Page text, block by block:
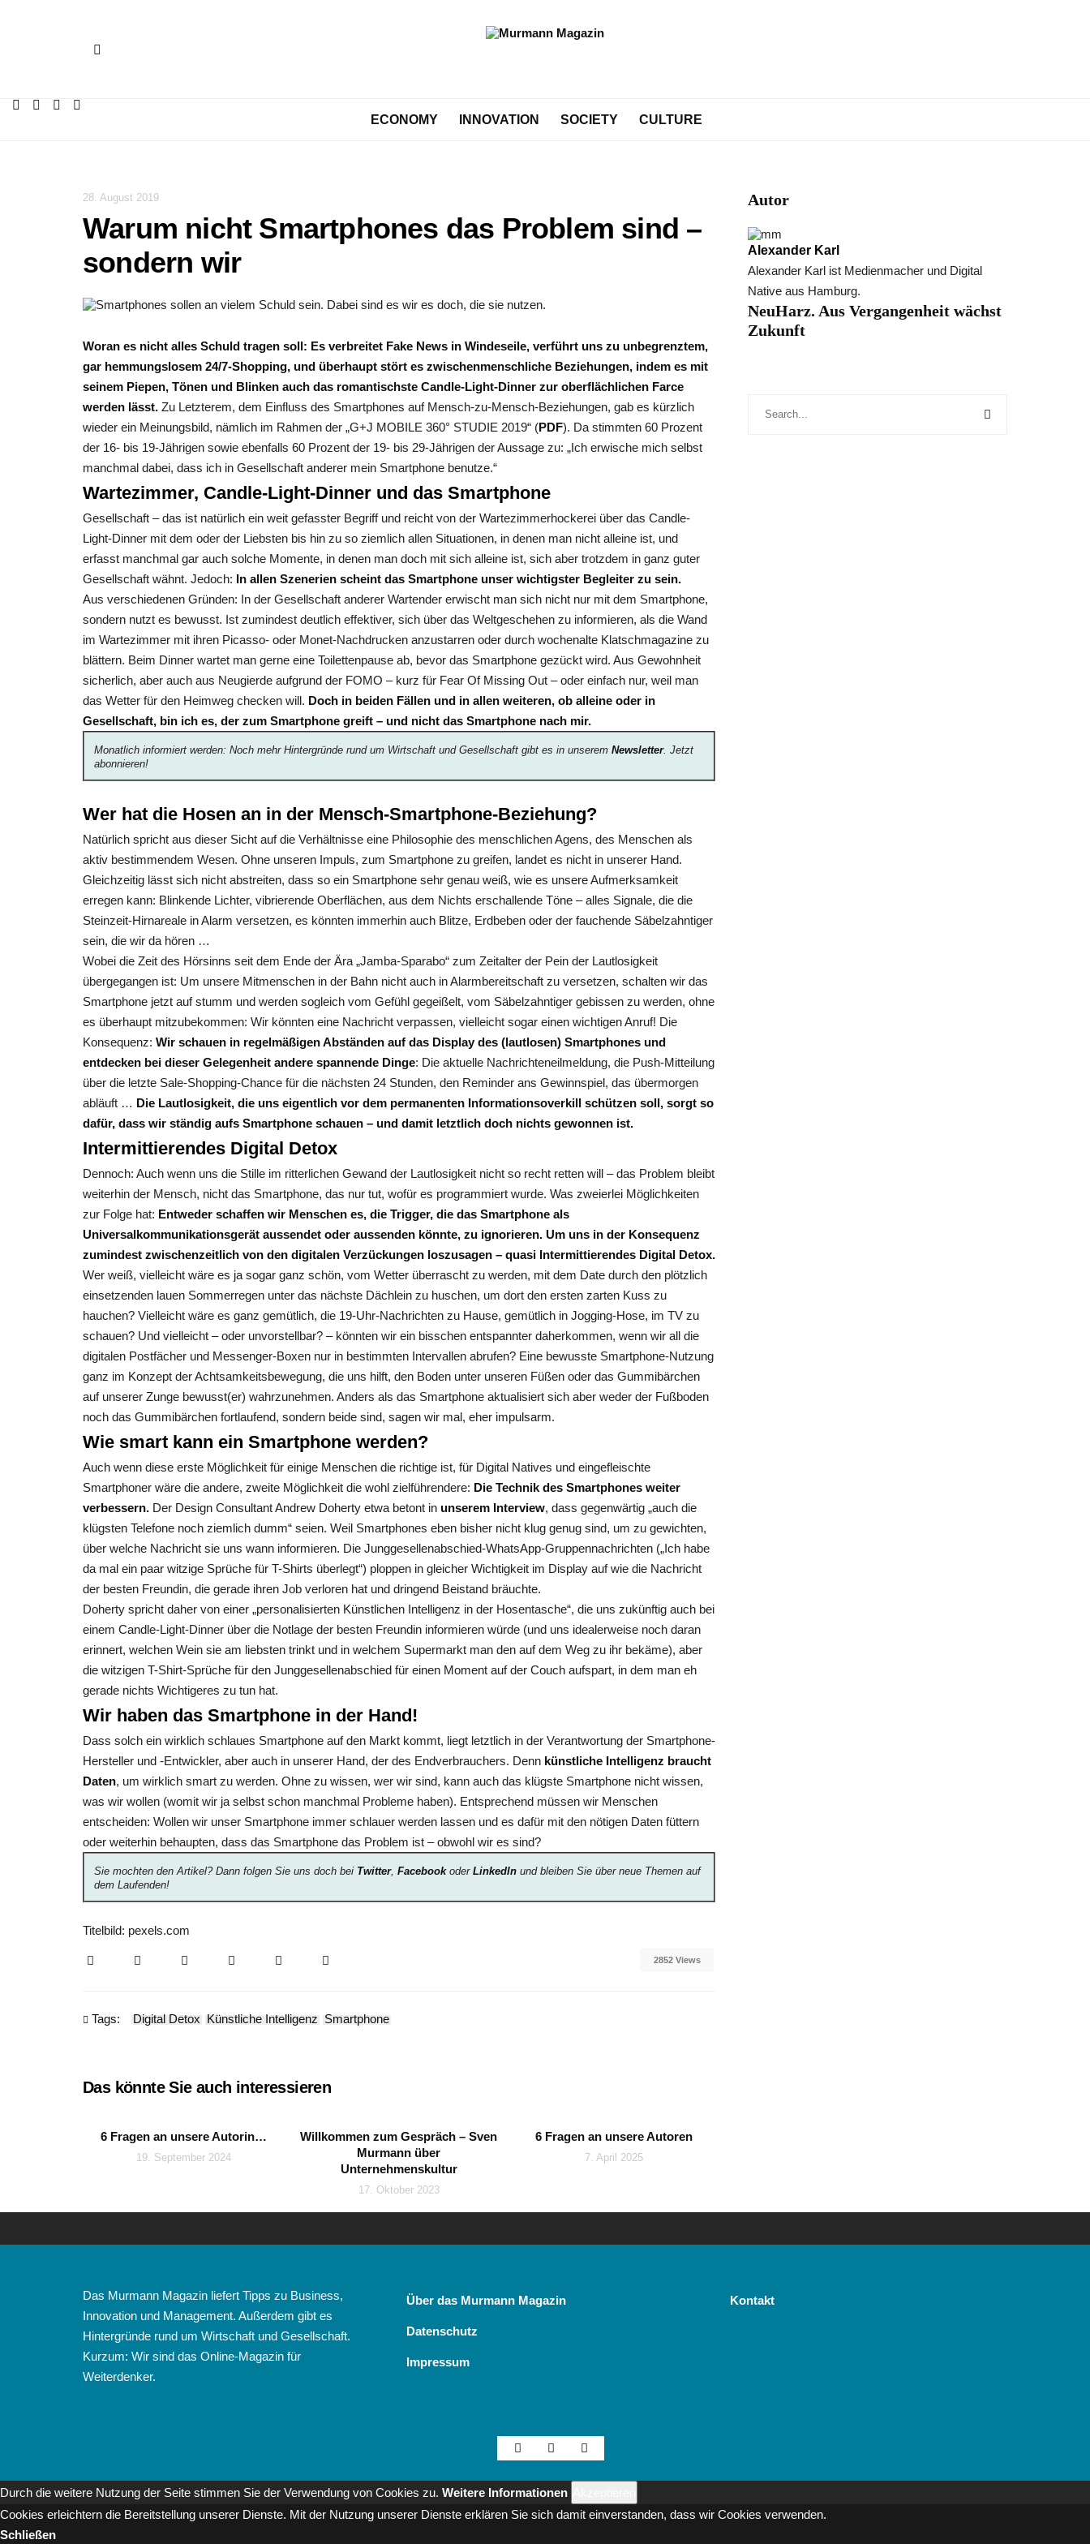
ECONOMY INNOVATION SOCIETY CULTURE
28. August 2019
Warum nicht Smartphones das Problem sind –
sondern wir
Woran es nicht alles Schuld tragen soll: Es verbreitet Fake News in Windeseile, verführt uns zu unbegrenztem,
gar hemmungslosem 24/7-Shopping, und überhaupt stört es zwischenmenschliche Beziehungen, indem es mit
seinem Piepen, Tönen und Blinken auch das romantischste Candle-Light-Dinner zur oberflächlichen Farce
werden lässt. Zu Letzterem, dem Einfluss des Smartphones auf Mensch-zu-Mensch-Beziehungen, gab es kürzlich
wieder ein Meinungsbild, nämlich im Rahmen der „G+J MOBILE 360° STUDIE 2019“ (PDF). Da stimmten 60 Prozent
der 16- bis 19-Jährigen sowie ebenfalls 60 Prozent der 19- bis 29-Jährigen der Aussage zu: „Ich erwische mich selbst
manchmal dabei, dass ich in Gesellschaft anderer mein Smartphone benutze.“
Wartezimmer, Candle-Light-Dinner und das Smartphone
Gesellschaft – das ist natürlich ein weit gefasster Begriff und reicht von der Wartezimmerhockerei über das Candle-
Light-Dinner mit dem oder der Liebsten bis hin zu so ziemlich allen Situationen, in denen man nicht alleine ist, und
erfasst manchmal gar auch solche Momente, in denen man doch mit sich alleine ist, sich aber trotzdem in ganz guter
Gesellschaft wähnt. Jedoch: In allen Szenerien scheint das Smartphone unser wichtigster Begleiter zu sein.
Aus verschiedenen Gründen: In der Gesellschaft anderer Wartender erwischt man sich nicht nur mit dem Smartphone,
sondern nutzt es bewusst. Ist zumindest deutlich effektiver, sich über das Weltgeschehen zu informieren, als die Wand
im Wartezimmer mit ihren Picasso- oder Monet-Nachdrucken anzustarren oder durch wochenalte Klatschmagazine zu
blättern. Beim Dinner wartet man gerne eine Toilettenpause ab, bevor das Smartphone gezückt wird. Aus Gewohnheit
sicherlich, aber auch aus Neugierde aufgrund der FOMO – kurz für Fear Of Missing Out – oder einfach nur, weil man
das Wetter für den Heimweg checken will. Doch in beiden Fällen und in allen weiteren, ob alleine oder in
Gesellschaft, bin ich es, der zum Smartphone greift – und nicht das Smartphone nach mir.
Monatlich informiert werden: Noch mehr Hintergründe rund um Wirtschaft und Gesellschaft gibt es in unserem Newsletter. Jetzt
abonnieren!
Wer hat die Hosen an in der Mensch-Smartphone-Beziehung?
Natürlich spricht aus dieser Sicht auf die Verhältnisse eine Philosophie des menschlichen Agens, des Menschen als
aktiv bestimmendem Wesen. Ohne unseren Impuls, zum Smartphone zu greifen, landet es nicht in unserer Hand.
Gleichzeitig lässt sich nicht abstreiten, dass so ein Smartphone sehr genau weiß, wie es unsere Aufmerksamkeit
erregen kann: Blinkende Lichter, vibrierende Oberflächen, aus dem Nichts erschallende Töne – alles Signale, die die
Steinzeit-Hirnareale in Alarm versetzen, es könnten immerhin auch Blitze, Erdbeben oder der fauchende Säbelzahntiger
sein, die wir da hören …
Wobei die Zeit des Hörsinns seit dem Ende der Ära „Jamba-Sparabo“ zum Zeitalter der Pein der Lautlosigkeit
übergegangen ist: Um unsere Mitmenschen in der Bahn nicht auch in Alarmbereitschaft zu versetzen, schalten wir das
Smartphone jetzt auf stumm und werden sogleich vom Gefühl gegeißelt, vom Säbelzahntiger gebissen zu werden, ohne
es überhaupt mitzubekommen: Wir könnten eine Nachricht verpassen, vielleicht sogar einen wichtigen Anruf! Die
Konsequenz: Wir schauen in regelmäßigen Abständen auf das Display des (lautlosen) Smartphones und
entdecken bei dieser Gelegenheit andere spannende Dinge: Die aktuelle Nachrichteneilmeldung, die Push-Mitteilung
über die letzte Sale-Shopping-Chance für die nächsten 24 Stunden, den Reminder ans Gewinnspiel, das übermorgen
abläuft … Die Lautlosigkeit, die uns eigentlich vor dem permanenten Informationsoverkill schützen soll, sorgt so
dafür, dass wir ständig aufs Smartphone schauen – und damit letztlich doch nichts gewonnen ist.
Intermittierendes Digital Detox
Dennoch: Auch wenn uns die Stille im ritterlichen Gewand der Lautlosigkeit nicht so recht retten will – das Problem bleibt
weiterhin der Mensch, nicht das Smartphone, das nur tut, wofür es programmiert wurde. Was zweierlei Möglichkeiten
zur Folge hat: Entweder schaffen wir Menschen es, die Trigger, die das Smartphone als
Universalkommunikationsgerät aussendet oder aussenden könnte, zu ignorieren. Um uns in der Konsequenz
zumindest zwischenzeitlich von den digitalen Verzückungen loszusagen – quasi Intermittierendes Digital Detox.
Wer weiß, vielleicht wäre es ja sogar ganz schön, vom Wetter überrascht zu werden, mit dem Date durch den plötzlich
einsetzenden lauen Sommerregen unter das nächste Dächlein zu huschen, um dort den ersten zarten Kuss zu
hauchen? Vielleicht wäre es ganz gemütlich, die 19-Uhr-Nachrichten zu Hause, gemütlich in Jogging-Hose, im TV zu
schauen? Und vielleicht – oder unvorstellbar? – könnten wir ein bisschen entspannter daherkommen, wenn wir all die
digitalen Postfächer und Messenger-Boxen nur in bestimmten Intervallen abrufen? Eine bewusste Smartphone-Nutzung
ganz im Konzept der Achtsamkeitsbewegung, die uns hilft, den Boden unter unseren Füßen oder das Gummibärchen
auf unserer Zunge bewusst(er) wahrzunehmen. Anders als das Smartphone aktualisiert sich aber weder der Fußboden
noch das Gummibärchen fortlaufend, sondern beide sind, sagen wir mal, eher impulsarm.
Wie smart kann ein Smartphone werden?
Auch wenn diese erste Möglichkeit für einige Menschen die richtige ist, für Digital Natives und eingefleischte
Smartphoner wäre die andere, zweite Möglichkeit die wohl zielführendere: Die Technik des Smartphones weiter
verbessern. Der Design Consultant Andrew Doherty etwa betont in unserem Interview, dass gegenwärtig „auch die
klügsten Telefone noch ziemlich dumm“ seien. Weil Smartphones eben bisher nicht klug genug sind, um zu gewichten,
über welche Nachricht sie uns wann informieren. Die Junggesellenabschied-WhatsApp-Gruppennachrichten („Ich habe
da mal ein paar witzige Sprüche für T-Shirts überlegt“) ploppen in gleicher Wichtigkeit im Display auf wie die Nachricht
der besten Freundin, die gerade ihren Job verloren hat und dringend Beistand bräuchte.
Doherty spricht daher von einer „personalisierten Künstlichen Intelligenz in der Hosentasche“, die uns zukünftig auch bei
einem Candle-Light-Dinner über die Notlage der besten Freundin informieren würde (und uns idealerweise noch daran
erinnert, welchen Wein sie am liebsten trinkt und in welchem Supermarkt man den auf dem Weg zu ihr bekäme), aber
die witzigen T-Shirt-Sprüche für den Junggesellenabschied für einen Moment auf der Couch aufspart, in dem man eh
gerade nichts Wichtigeres zu tun hat.
Wir haben das Smartphone in der Hand!
Dass solch ein wirklich schlaues Smartphone auf den Markt kommt, liegt letztlich in der Verantwortung der Smartphone-
Hersteller und -Entwickler, aber auch in unserer Hand, der des Endverbrauchers. Denn künstliche Intelligenz braucht
Daten, um wirklich smart zu werden. Ohne zu wissen, wer wir sind, kann auch das klügste Smartphone nicht wissen,
was wir wollen (womit wir ja selbst schon manchmal Probleme haben). Entsprechend müssen wir Menschen
entscheiden: Wollen wir unser Smartphone immer schlauer werden lassen und es dafür mit den nötigen Daten füttern
oder weiterhin behaupten, dass das Smartphone das Problem ist – obwohl wir es sind?
Sie mochten den Artikel? Dann folgen Sie uns doch bei Twitter, Facebookoder LinkedIn und bleiben Sie über neue Themen auf
dem Laufenden!
Titelbild: pexels.com
2852 Views
Tags: Digital Detox Künstliche Intelligenz Smartphone
Das könnte Sie auch interessieren
6 Fragen an unsere Autorin…
19. September 2024
Willkommen zum Gespräch – Sven
Murmann über
Unternehmenskultur
17. Oktober 2023
6 Fragen an unsere Autoren
7. April 2025
Autor
Alexander Karl
Alexander Karl ist Medienmacher und Digital
Native aus Hamburg.
NeuHarz. Aus Vergangenheit wächst
Zukunft
Das Murmann Magazin liefert Tipps zu Business,
Innovation und Management. Außerdem gibt es
Hintergründe rund um Wirtschaft und Gesellschaft.
Kurzum: Wir sind das Online-Magazin für
Weiterdenker.
Über das Murmann Magazin
Datenschutz
Impressum
Kontakt
Durch die weitere Nutzung der Seite stimmen Sie der Verwendung von Cookies zu. Weitere Informationen
Cookies erleichtern die Bereitstellung unserer Dienste. Mit der Nutzung unserer Dienste erklären Sie sich damit einverstanden, dass wir Cookies verwenden.
Schließen